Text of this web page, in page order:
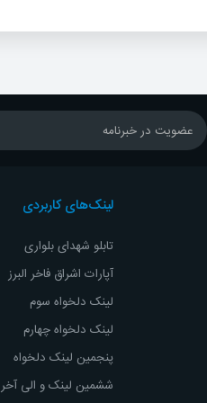
عضویت در خبرنامه
لینک‌های کاربردی
تابلو شهدای بلواری
آپارات اشراق فاخر البرز
لینک دلخواه سوم
لینک دلخواه چهارم
پنجمین لینک دلخواه
ششمین لینک و الی آخر